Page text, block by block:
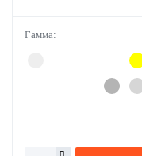
Гамма: